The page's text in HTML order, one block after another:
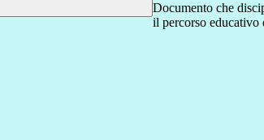
Documento che
il percorso educativo